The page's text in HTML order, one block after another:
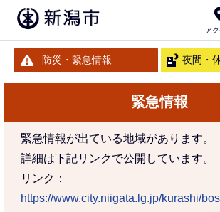
ア
防災・緊急情報 夜間・
緊急情報
緊急情報が出ている地域があります。
詳細は下記リンクで公開しています。
リンク：
https://www.city.niigata.lg.jp/kurashi/